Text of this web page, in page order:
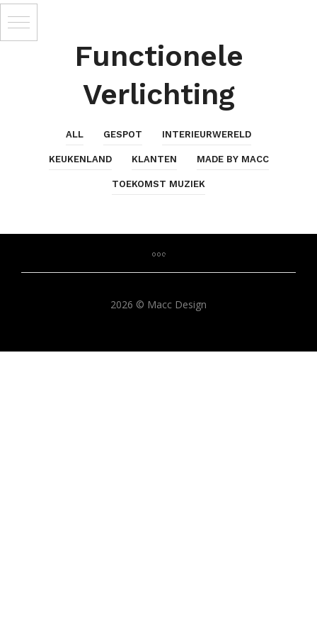
Functionele
Verlichting
ALL GESPOT INTERIEURWERELD
KEUKENLAND KLANTEN MADE BY MACC
TOEKOMST MUZIEK
2026 © Macc Design